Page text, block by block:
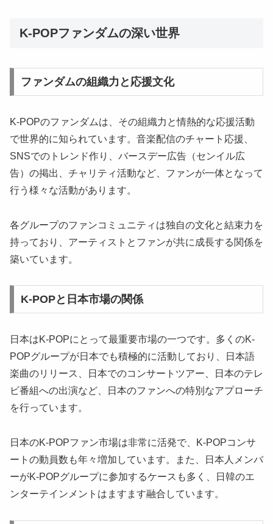
K-POPファンダムの深い世界
ファンダムの組織力と応援文化
K-POPのファンダムは、その組織力と情熱的な応援活動
で世界的に知られています。音楽配信のチャート応援、
SNSでのトレンド作り、バースデー広告（センイル広
告）の掲出、チャリティ活動など、ファンが一体となって
行う様々な活動があります。
各グループのファンコミュニティは独自の文化と結束力を
持っており、アーティストとファンが共に成長する関係を
築いています。
K-POPと日本市場の関係
日本はK-POPにとって最重要市場の一つです。多くのK-
POPグループが日本でも積極的に活動しており、日本語
楽曲のリリース、日本でのコンサートツアー、日本のテレ
ビ番組への出演など、日本のファンへの特別なアプローチ
を行っています。
日本のK-POPファン市場は非常に活発で、K-POPコンサ
ートの動員数も年々増加しています。また、日本人メンバ
ーがK-POPグループに参加するケースも多く、日韓のエ
ンターテインメントはますます融合しています。